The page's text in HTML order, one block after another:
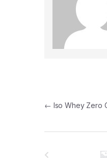
← Iso Whey Zero